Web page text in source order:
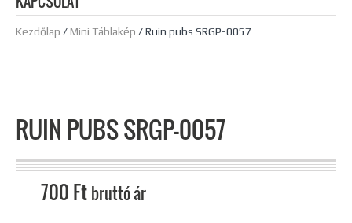
Kezdőlap /Mini Táblakép / Ruin pubs SRGP-0057
RUIN PUBS SRGP-0057
700Ft bruttó ár